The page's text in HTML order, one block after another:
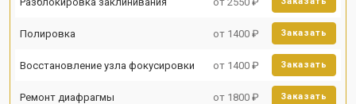
Полировка от 1400 ₽ Заказать
Восстановление узла фокусировки от 1400 ₽ Заказать
Ремонт диафрагмы от 1800 ₽ Заказать